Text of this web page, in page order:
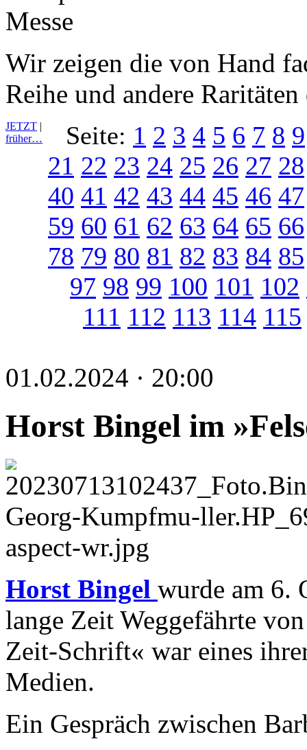
Wir zeigen die von Hand
Reihe und andere
JETZT |
früher…
Seite: 1 2 3 4 5 6 7 8 9
21 22 23 24 25 26 27 28
40 41 42 43 44 45 46 47
59 60 61 62 63 64 65 66
78 79 80 81 82 83 84 85
97 98 99 100 101 102
111 112 113 114 115
01.02.2024 · 20:00
Horst Bingel im
Horst Bingel wurde am 6.
lange Zeit Weggefährte
Zeit-Schrift« war eines
Medien.
Ein Gespräch zwischen